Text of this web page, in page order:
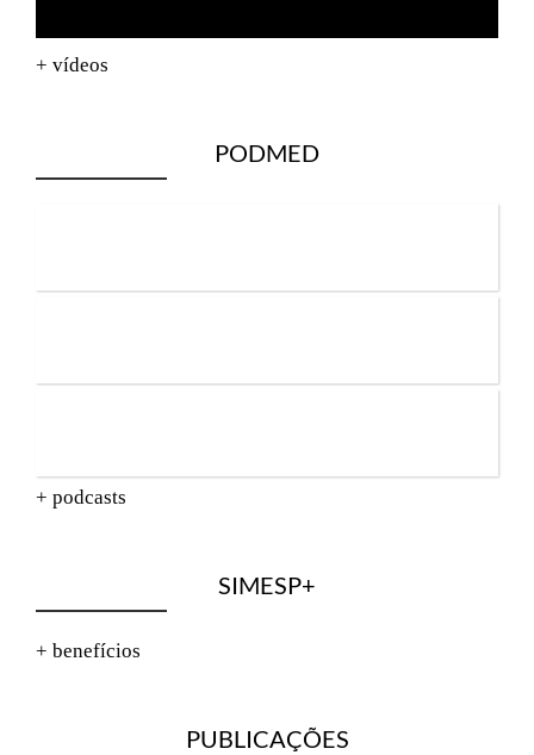
+ vídeos
PODMED
+ podcasts
SIMESP+
+ benefícios
PUBLICAÇÕES